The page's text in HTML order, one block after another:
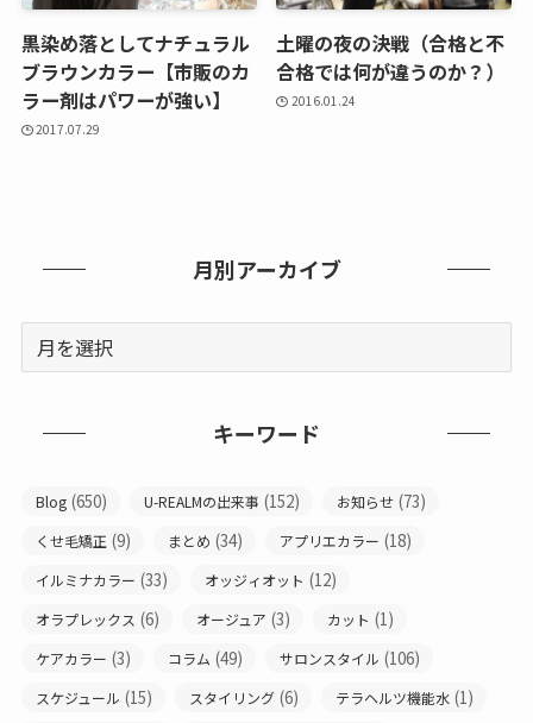
黒染め落としてナチュラル
ブラウンカラー【市販のカ
ラー剤はパワーが強い】
2017.07.29
土曜の夜の決戦（合格と不
合格では何が違うのか？）
2016.01.24
月別アーカイブ
キーワード
Blog (650) U-REALMの出来事 (152) お知らせ (73)
くせ毛矯正 (9) まとめ (34) アプリエカラー (18)
イルミナカラー (33) オッジィオット (12)
オラプレックス (6) オージュア (3) カット (1)
ケアカラー (3) コラム (49) サロンスタイル (106)
スケジュール (15) スタイリング (6) テラヘルツ機能水 (1)